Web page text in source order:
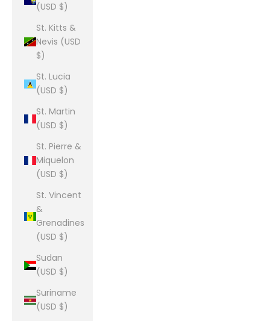
(USD $)
St. Kitts &
Nevis (USD
$)
St. Lucia
(USD $)
St. Martin
(USD $)
St. Pierre &
Miquelon
(USD $)
St. Vincent
&
Grenadines
(USD $)
Sudan
(USD $)
Suriname
(USD $)